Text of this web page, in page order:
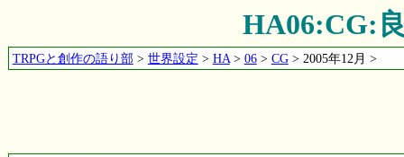
HA06:CG:
TRPGと創作の語り部> 世界設定 > HA> 06> CG> 2005年12月 >